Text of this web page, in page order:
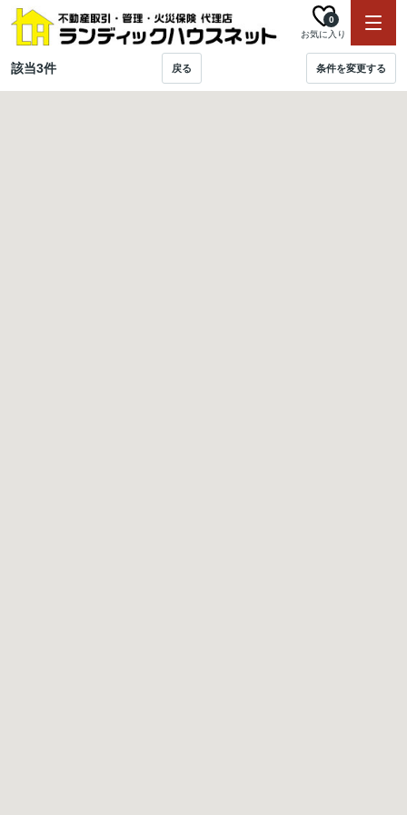
お気に入り
0
該当3件 戻る 条件を変更する